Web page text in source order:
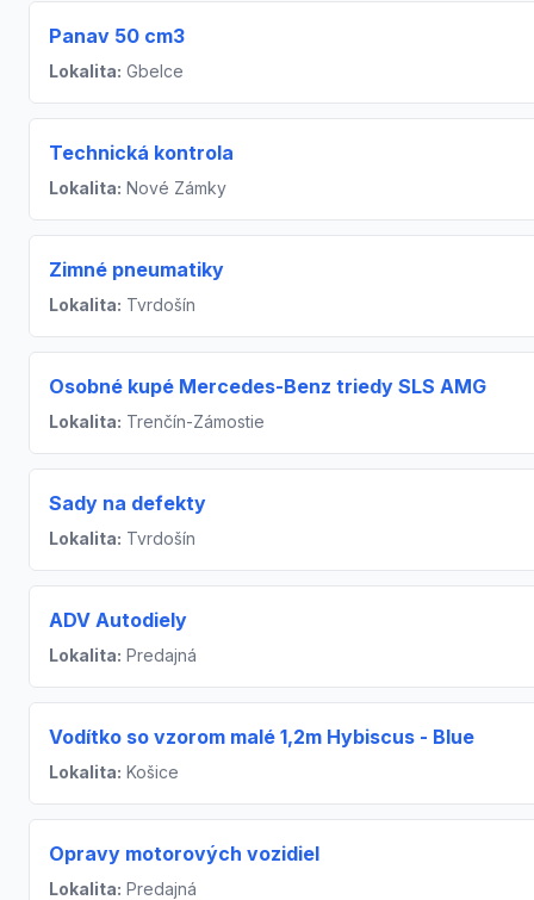
Panav 50 cm3
Lokalita: Gbelce
Technická kontrola
Lokalita: Nové Zámky
Zimné pneumatiky
Lokalita: Tvrdošín
Osobné kupé Mercedes-Benz triedy SLS AMG
Lokalita: Trenčín-Zámostie
Sady na defekty
Lokalita: Tvrdošín
ADV Autodiely
Lokalita: Predajná
Vodítko so vzorom malé 1,2m Hybiscus - Blue
Lokalita: Košice
Opravy motorových vozidiel
Lokalita: Predajná